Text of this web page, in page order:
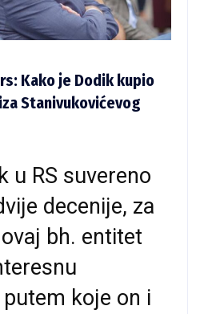
Kako je Dodik kupio
Stanivukovićevog
u RS suvereno
decenije, za
bh. entitet
koje on i